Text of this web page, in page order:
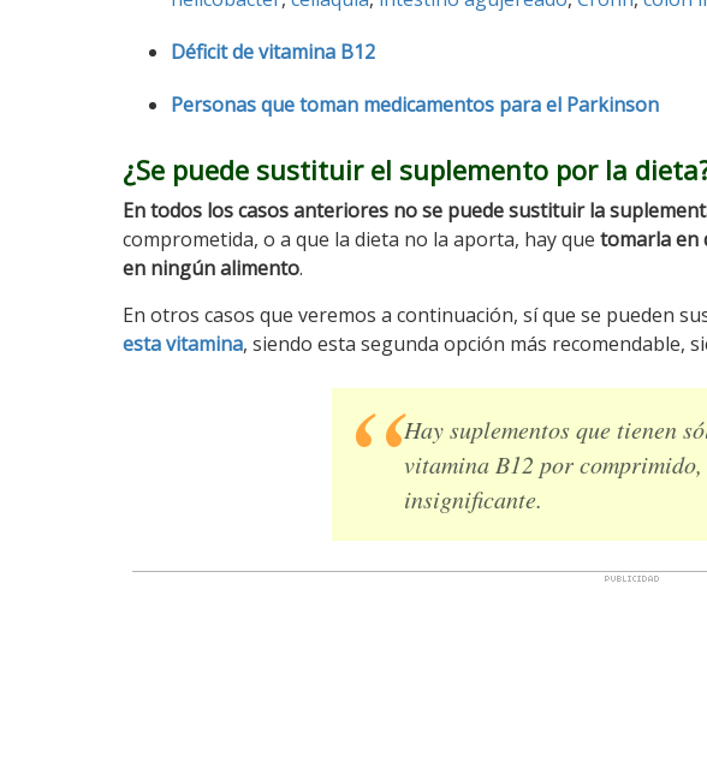
Déficit de vitamina B12
Personas que toman medicamentos para el Parkinson
¿Se puede sustituir el suplemento por la
En todos los casos anteriores no se puede sustituir la
comprometida, o a que la dieta no la aporta, hay que tomarla en
en ningún alimento.
En otros casos que veremos a continuación, sí que se pueden
esta vitamina, siendo esta segunda opción más recomendable,
Hay suplementos que tienen
vitamina B12 por
insignificante.